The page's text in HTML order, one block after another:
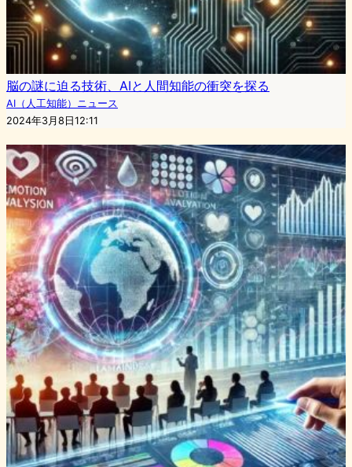
脳の謎に迫る技術、AIと人間知能の衝突を探る
AI（人工知能）ニュース
2024年3月8日12:11